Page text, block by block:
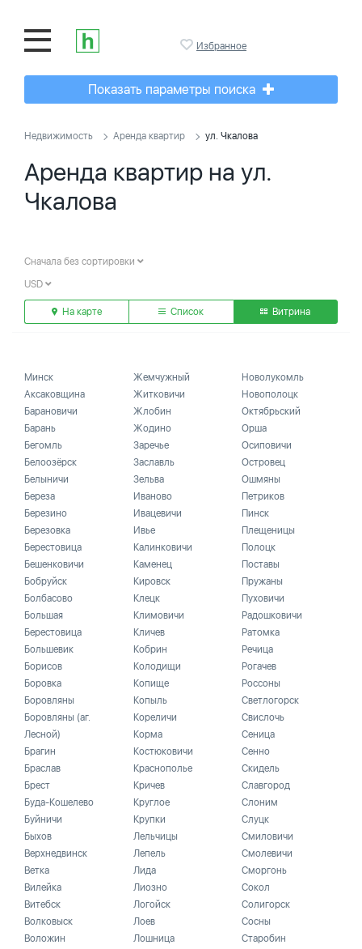
Избранное
Показать параметры поиска
Недвижимость Аренда квартир ул. Чкалова
Аренда квартир на ул.
Чкалова
Сначала без сортировки
USD
На карте Список Витрина
Минск
Аксаковщина
Барановичи
Барань
Бегомль
Белоозёрск
Белыничи
Береза
Березино
Березовка
Берестовица
Бешенковичи
Бобруйск
Болбасово
Большая
Берестовица
Большевик
Борисов
Боровка
Боровляны
Боровляны (аг.
Лесной)
Брагин
Браслав
Брест
Буда-Кошелево
Буйничи
Быхов
Верхнедвинск
Ветка
Вилейка
Витебск
Волковыск
Воложин
Жемчужный
Житковичи
Жлобин
Жодино
Заречье
Заславль
Зельва
Иваново
Ивацевичи
Ивье
Калинковичи
Каменец
Кировск
Клецк
Климовичи
Кличев
Кобрин
Колодищи
Копище
Копыль
Кореличи
Корма
Костюковичи
Краснополье
Кричев
Круглое
Крупки
Лельчицы
Лепель
Лида
Лиозно
Логойск
Лоев
Лошница
Новолукомль
Новополоцк
Октябрьский
Орша
Осиповичи
Островец
Ошмяны
Петриков
Пинск
Плещеницы
Полоцк
Поставы
Пружаны
Пуховичи
Радошковичи
Ратомка
Речица
Рогачев
Россоны
Светлогорск
Свислочь
Сеница
Сенно
Скидель
Славгород
Слоним
Слуцк
Смиловичи
Смолевичи
Сморгонь
Сокол
Солигорск
Сосны
Старобин